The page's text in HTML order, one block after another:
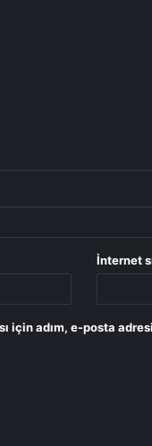
İnternet
için adım, e-posta